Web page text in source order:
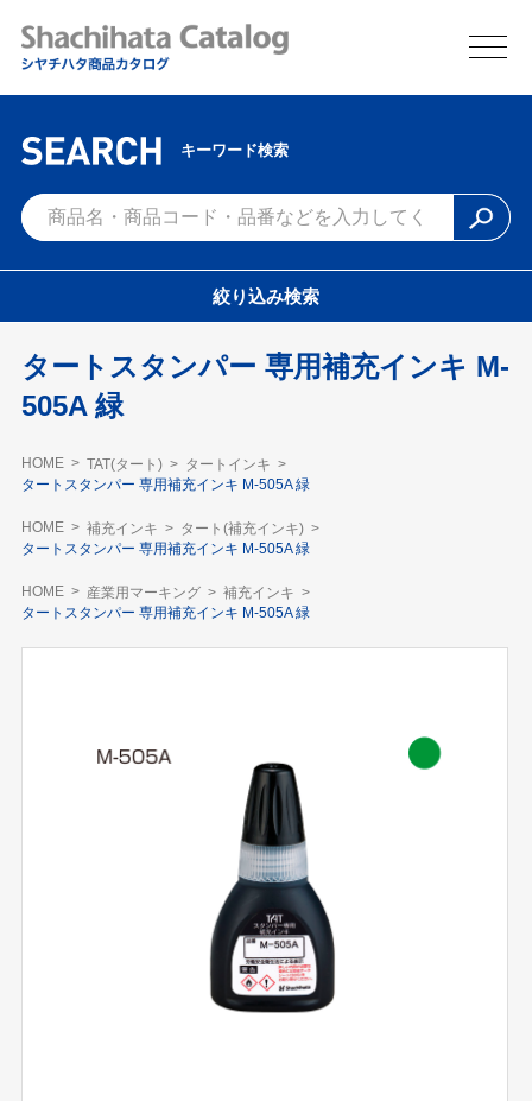
キーワード検索
絞り込み検索
タートスタンパー 専用補充インキ M-
505A 緑
HOME TAT(タート)
タートインキ
タートスタンパー 専用補充インキ M-505A 緑
HOME 補充インキ
タート(補充インキ)
タートスタンパー 専用補充インキ M-505A 緑
HOME 産業用マーキング
補充インキ
タートスタンパー 専用補充インキ M-505A 緑